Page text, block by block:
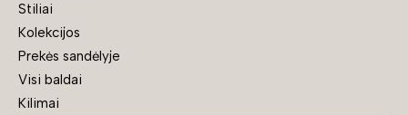
Stiliai
Kolekcijos
Prekės sandėlyje
Visi baldai
Kilimai